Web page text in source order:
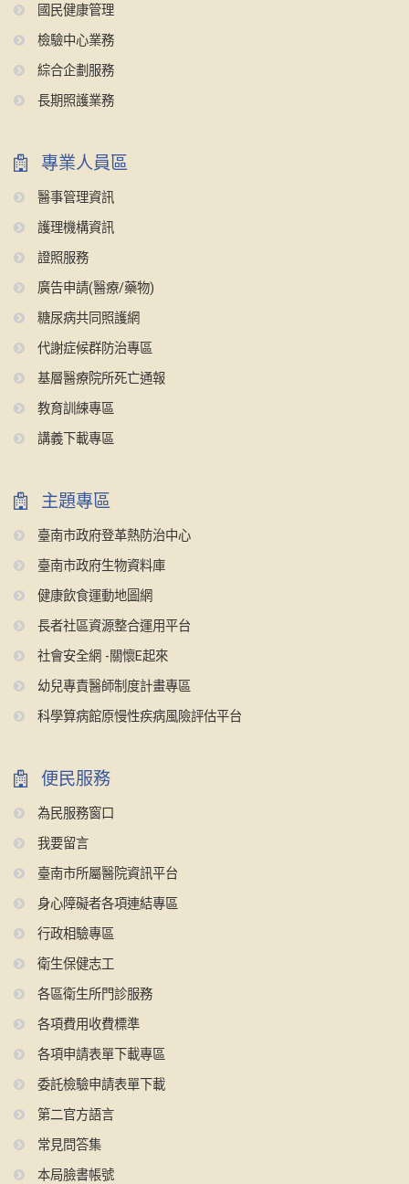
國民健康管理
檢驗中心業務
綜合企劃服務
長期照護業務
專業人員區
醫事管理資訊
護理機構資訊
證照服務
廣告申請(醫療/藥物)
糖尿病共同照護網
代謝症候群防治專區
基層醫療院所死亡通報
教育訓練專區
講義下載專區
主題專區
臺南市政府登革熱防治中心
臺南市政府生物資料庫
健康飲食運動地圖網
長者社區資源整合運用平台
社會安全網 -關懷E起來
幼兒專責醫師制度計畫專區
科學算病館原慢性疾病風險評估平台
便民服務
為民服務窗口
我要留言
臺南市所屬醫院資訊平台
身心障礙者各項連結專區
行政相驗專區
衛生保健志工
各區衛生所門診服務
各項費用收費標準
各項申請表單下載專區
委託檢驗申請表單下載
第二官方語言
常見問答集
本局臉書帳號